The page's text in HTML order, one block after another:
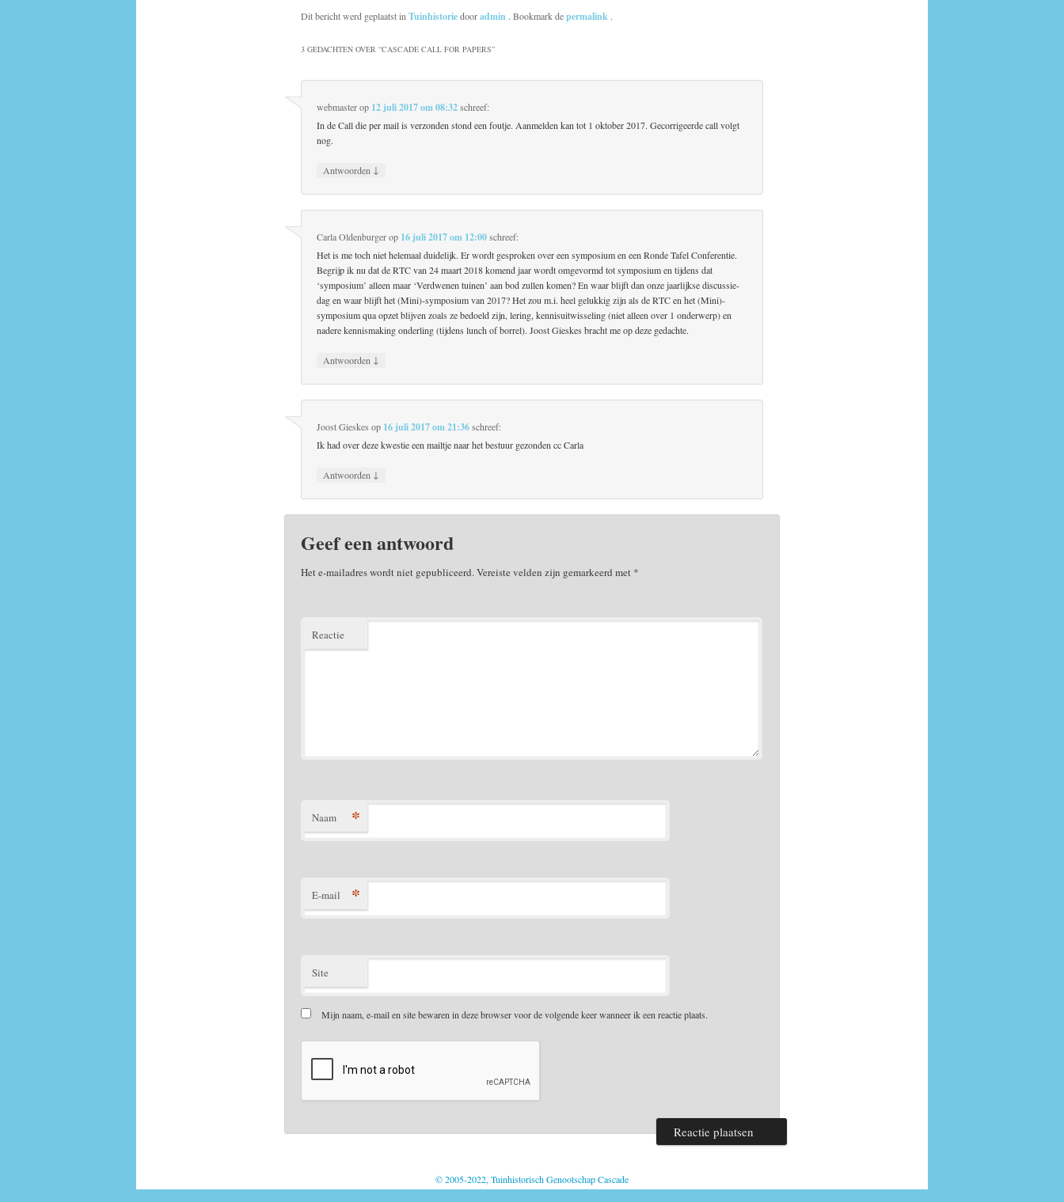
Dit bericht werd geplaatst in Tuinhistoriedooradmin . Bookmark depermalink .
3 GEDACHTEN OVER “CASCADE CALL FOR PAPERS”
webmasterop 12 juli 2017 om 08:32 schreef:
In de Call die per mail is verzonden stond een foutje. Aanmelden kan tot 1 oktober 2017. Gecorrigeerde call volgt
nog.
Antwoorden ↓
Carla Oldenburgerop 16 juli 2017 om 12:00 schreef:
Het is me toch niet helemaal duidelijk. Er wordt gesproken over een symposium en een Ronde Tafel Conferentie.
Begrijp ik nu dat de RTC van 24 maart 2018 komend jaar wordt omgevormd tot symposium en tijdens dat
‘symposium’ alleen maar ‘Verdwenen tuinen’ aan bod zullen komen? En waar blijft dan onze jaarlijkse discussie-
dag en waar blijft het (Mini)-symposium van 2017? Het zou m.i. heel gelukkig zijn als de RTC en het (Mini)-
symposium qua opzet blijven zoals ze bedoeld zijn, lering, kennisuitwisseling (niet alleen over 1 onderwerp) en
nadere kennismaking onderling (tijdens lunch of borrel). Joost Gieskes bracht me op deze gedachte.
Antwoorden ↓
Joost Gieskes op 16 juli 2017 om 21:36 schreef:
Ik had over deze kwestie een mailtje naar het bestuur gezonden cc Carla
Antwoorden ↓
Geef een antwoord
Het e-mailadres wordt niet gepubliceerd.Vereiste velden zijn gemarkeerd met *
Reactie
Naam *
E-mail *
Site
Mijn naam, e-mail en site bewaren in deze browser voor de volgende keer wanneer ik een reactie plaats.
© 2005-2022, Tuinhistorisch Genootschap Cascade